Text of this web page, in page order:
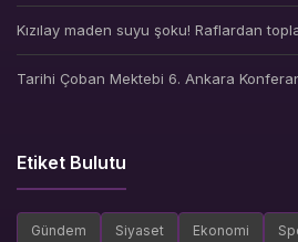
Kızılay maden suyu şoku! Raflardan
Tarihi Çoban Mektebi 6. Ankara
Etiket Bulutu
Gündem Siyaset Ekonomi